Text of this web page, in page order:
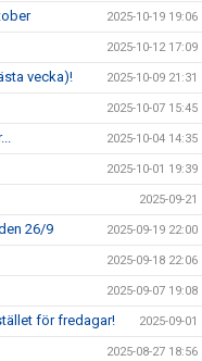
2025-10-19 19:06
2025-10-12 17:09
vecka)! 2025-10-09 21:31
2025-10-07 15:45
2025-10-04 14:35
2025-10-01 19:39
2025-09-21
26/9 2025-09-19 22:00
2025-09-18 22:06
2025-09-07 19:08
för fredagar! 2025-09-01
2025-08-27 18:56